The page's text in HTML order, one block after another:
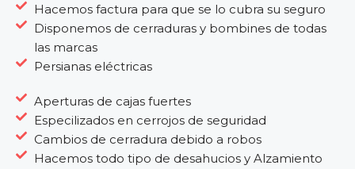
Hacemos factura para que se lo cubra su seguro
Disponemos de cerraduras y bombines de todas
las marcas
Persianas eléctricas
Aperturas de cajas fuertes
Especilizados en cerrojos de seguridad
Cambios de cerradura debido a robos
Hacemos todo tipo de desahucios y Alzamiento